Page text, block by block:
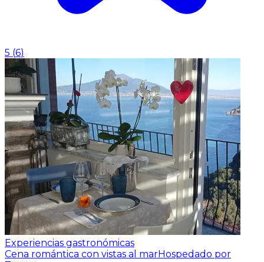
5 (6)
Experiencias gastronómicas
Cena romántica con vistas al marHospedado por